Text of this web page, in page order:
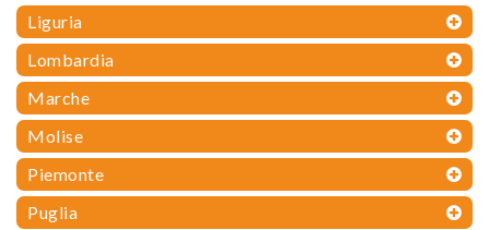
Liguria
Lombardia
Marche
Molise
Piemonte
Puglia